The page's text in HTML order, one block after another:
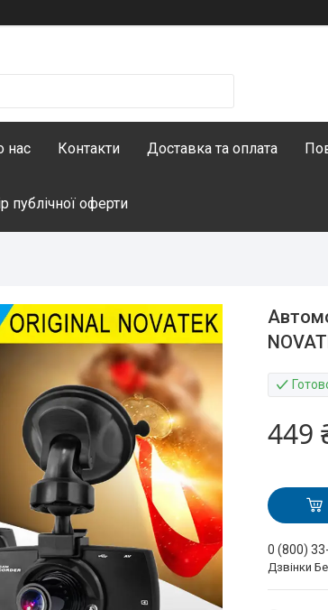
нас Контакти Доставка та оплата
публічної оферти
449
0 (800)
Дзвінки